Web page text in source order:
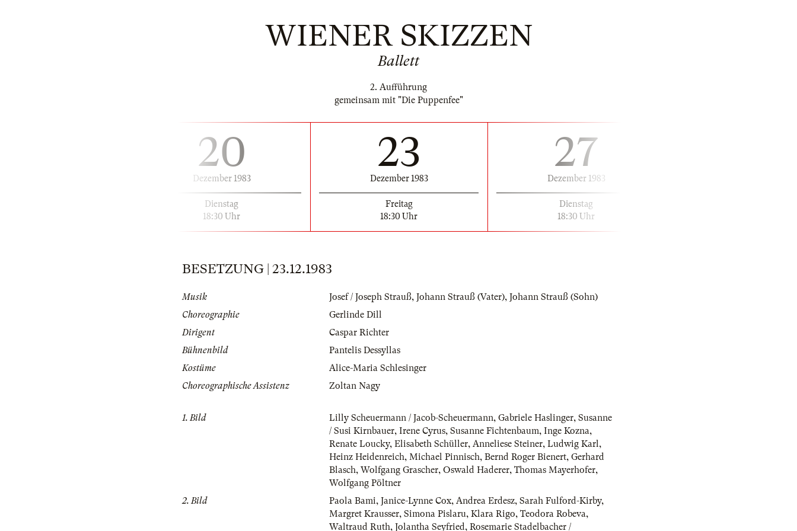
WIENER SKIZZEN
Ballett
2. Aufführung
gemeinsam mit "Die Puppenfee"
20
Dezember 1983
Dienstag
18:30 Uhr
23
Dezember 1983
Freitag
18:30 Uhr
27
Dezember 1983
Dienstag
18:30 Uhr
BESETZUNG | 23.12.1983
Musik Josef / Joseph Strauß, Johann Strauß (Vater), Johann Strauß (Sohn)
Choreographie
Gerlinde Dill
Dirigent
Caspar Richter
Bühnenbild
Pantelis Dessyllas
Kostüme
Alice-Maria Schlesinger
Choreographische Assistenz
Zoltan Nagy
1. Bild Lilly Scheuermann / Jacob-Scheuermann, Gabriele Haslinger, Susanne
/ Susi Kirnbauer, Irene Cyrus, Susanne Fichtenbaum, Inge Kozna,
Renate Loucky, Elisabeth Schüller, Anneliese Steiner, Ludwig Karl,
Heinz Heidenreich, Michael Pinnisch, Bernd Roger Bienert, Gerhard
Blasch, Wolfgang Grascher, Oswald Haderer, Thomas Mayerhofer,
Wolfgang Pöltner
2. Bild
Paola Bami, Janice-Lynne Cox, Andrea Erdesz, Sarah Fulford-Kirby,
Margret Krausser, Simona Pislaru, Klara Rigo, Teodora Robeva,
Waltraud Ruth, Jolantha Seyfried, Rosemarie Stadelbacher /